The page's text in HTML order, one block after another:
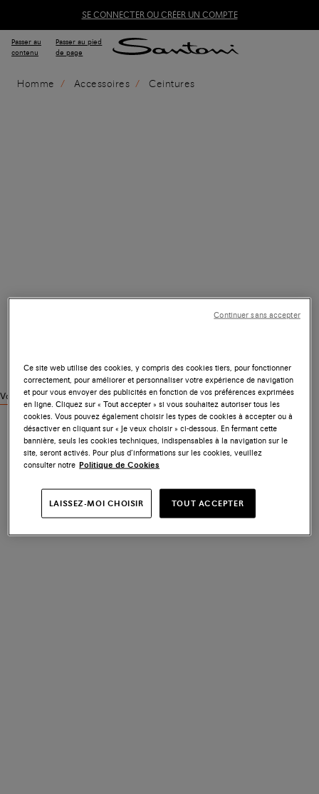
SE CONNECTER OU CRÉER UN COMPTE
Passer au
contenu
Passer au pied
de page
Homme Accessoires Ceintures
Voir des produits similaires
Ce site web utilise des cookies, y compris des cookies tiers, pour fonctionner
correctement, pour améliorer et personnaliser votre expérience de navigation
et pour vous envoyer des publicités en fonction de vos préférences exprimées
en ligne. Cliquez sur « Tout accepter » si vous souhaitez autoriser tous les
cookies. Vous pouvez également choisir les types de cookies à accepter ou à
désactiver en cliquant sur « Je veux choisir » ci-dessous. En fermant cette
bannière, seuls les cookies techniques, indispensables à la navigation sur le
site, seront activés. Pour plus d’informations sur les cookies, veuillez
consulter notre Politique de Cookies
LAISSEZ-MOI CHOISIR TOUT ACCEPTER
Continuer sans accepter